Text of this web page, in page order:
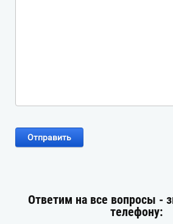
Отправить
Ответим на все вопросы -
телефону: